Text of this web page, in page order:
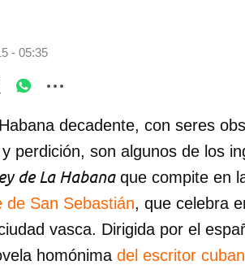
- 05:35
decadente, con seres
perdición, son algunos de los
de La Habanaque compite en
de San Sebastián, que celebra
vasca. Dirigida por el
homónima del escritor